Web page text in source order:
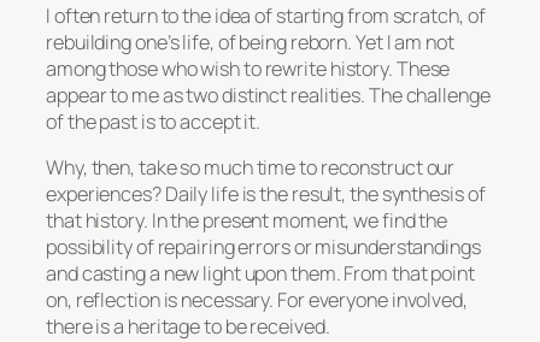
I often return to the idea of starting from scratch, of
rebuilding one’s life, of being reborn. Yet I am not
among those who wish to rewrite history. These
appear to me as two distinct realities. The challenge
of the past is to accept it.
Why, then, take so much time to reconstruct our
experiences? Daily life is the result, the synthesis of
that history. In the present moment, we find the
possibility of repairing errors or misunderstandings
and casting a new light upon them. From that point
on, reflection is necessary. For everyone involved,
there is a heritage to be received.